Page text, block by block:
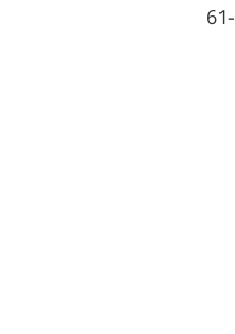
בדקה ה-57 התקפה מימין לספורטינג, עירון כהן מוסר לאברהם ימרהן ששולח את סהר דנן לרחבה ובועט מקרוב פנימה וקובע 6-0. בדקה ה-61